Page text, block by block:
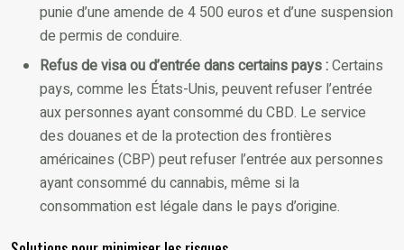
punie d’une amende de 4 500 euros et d’une suspension
de permis de conduire.
Refus de visa ou d’entrée dans certains pays :Certains
pays, comme les États-Unis, peuvent refuser l’entrée
aux personnes ayant consommé du CBD. Le service
des douanes et de la protection des frontières
américaines (CBP) peut refuser l’entrée aux personnes
ayant consommé du cannabis, même si la
consommation est légale dans le pays d’origine.